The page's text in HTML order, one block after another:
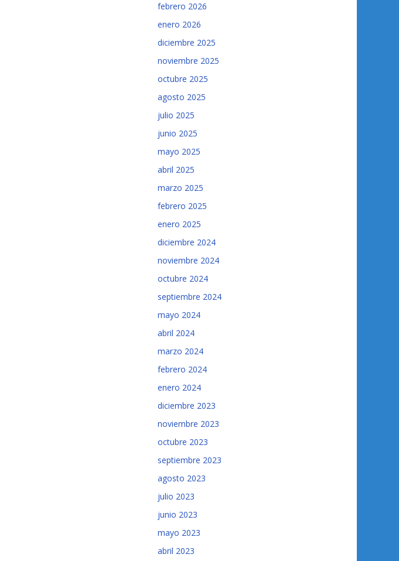
febrero 2026
enero 2026
diciembre 2025
noviembre 2025
octubre 2025
agosto 2025
julio 2025
junio 2025
mayo 2025
abril 2025
marzo 2025
febrero 2025
enero 2025
diciembre 2024
noviembre 2024
octubre 2024
septiembre 2024
mayo 2024
abril 2024
marzo 2024
febrero 2024
enero 2024
diciembre 2023
noviembre 2023
octubre 2023
septiembre 2023
agosto 2023
julio 2023
junio 2023
mayo 2023
abril 2023